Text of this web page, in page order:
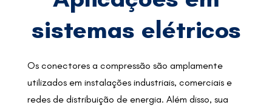
sistemas elétricos
Os conectores a compressão são amplamente
utilizados em instalações industriais, comerciais e
redes de distribuição de energia. Além disso, sua